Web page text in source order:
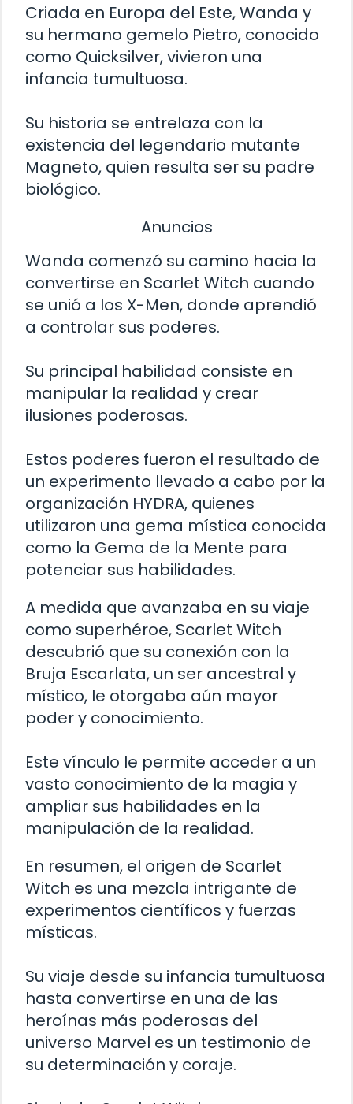
Criada en Europa del Este, Wanda y
su hermano gemelo Pietro, conocido
como Quicksilver, vivieron una
infancia tumultuosa.
Su historia se entrelaza con la
existencia del legendario mutante
Magneto, quien resulta ser su padre
biológico.
Anuncios
Wanda comenzó su camino hacia la
convertirse en Scarlet Witch cuando
se unió a los X-Men, donde aprendió
a controlar sus poderes.
Su principal habilidad consiste en
manipular la realidad y crear
ilusiones poderosas.
Estos poderes fueron el resultado de
un experimento llevado a cabo por la
organización HYDRA, quienes
utilizaron una gema mística conocida
como la Gema de la Mente para
potenciar sus habilidades.
A medida que avanzaba en su viaje
como superhéroe, Scarlet Witch
descubrió que su conexión con la
Bruja Escarlata, un ser ancestral y
místico, le otorgaba aún mayor
poder y conocimiento.
Este vínculo le permite acceder a un
vasto conocimiento de la magia y
ampliar sus habilidades en la
manipulación de la realidad.
En resumen, el origen de Scarlet
Witch es una mezcla intrigante de
experimentos científicos y fuerzas
místicas.
Su viaje desde su infancia tumultuosa
hasta convertirse en una de las
heroínas más poderosas del
universo Marvel es un testimonio de
su determinación y coraje.